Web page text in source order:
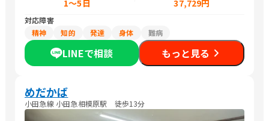
1～5日 37,729円
対応障害
精神
知的 発達 身体 難病
LINEで相談 もっと見る
めだかば
小田急線 小田急相模原駅 徒歩13分